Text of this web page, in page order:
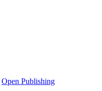
Open Publishing